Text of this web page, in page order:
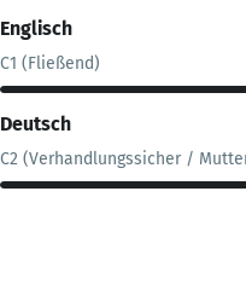
Englisch
C1 (Fließend)
Deutsch
C2 (Verhandlungssicher /